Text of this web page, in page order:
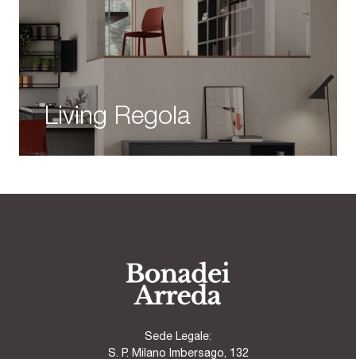
Living Regola
Sede Legale:
S. P. Milano Imbersago, 132